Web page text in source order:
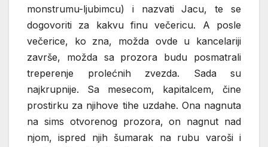
monstrumu-ljubimcu) i nazvati Jacu, te se
dogovoriti za kakvu finu večericu. A posle
večerice, ko zna, možda ovde u kancelariji
završe, možda sa prozora budu posmatrali
treperenje prolećnih zvezda. Sada su
najkrupnije. Sa mesecom, kapitalcem, čine
prostirku za njihove tihe uzdahe. Ona nagnuta
na sims otvorenog prozora, on nagnut nad
njom, ispred njih šumarak na rubu varoši i